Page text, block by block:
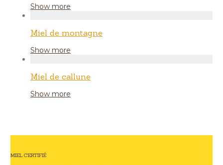
Show more
Miel de montagne
Show more
Miel de callune
Show more
MIEL CERTIFIÉ